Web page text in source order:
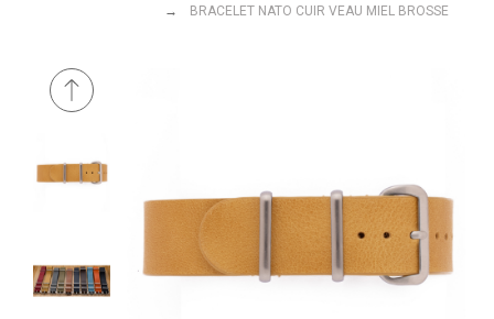
BRACELET NATO CUIR VEAU MIEL BROSSE